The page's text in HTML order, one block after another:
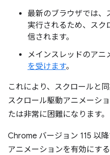
最新のブラウザでは、
実行されるため、スク
信されます。
メインスレッドのアニ
を受けます。
これにより、スクロールと
スクロール駆動アニメーシ
たは非常に困難になります。
Chrome バージョン 115 以
アニメーションを有効にす